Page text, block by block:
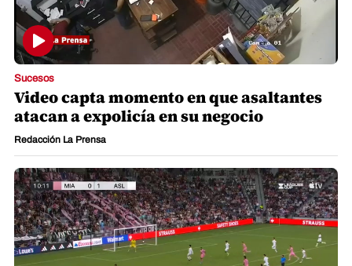
Sucesos
Video capta momento en que asaltantes
atacan a expolicía en su negocio
Redacción La Prensa